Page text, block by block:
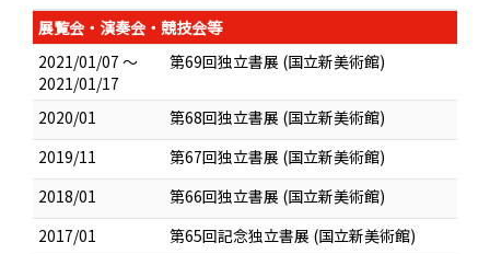
展覧会・演奏会・競技会等
2021/01/07 ～
2021/01/17
第69回独立書展 (国立新美術館)
2020/01
第68回独立書展 (国立新美術館)
2019/11
第67回独立書展 (国立新美術館)
2018/01
第66回独立書展 (国立新美術館)
2017/01
第65回記念独立書展 (国立新美術館)